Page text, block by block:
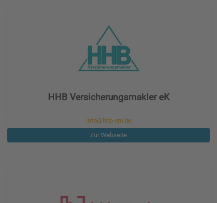
HHB Versicherungsmakler eK
info@hhb-vm.de
Zur Webseite